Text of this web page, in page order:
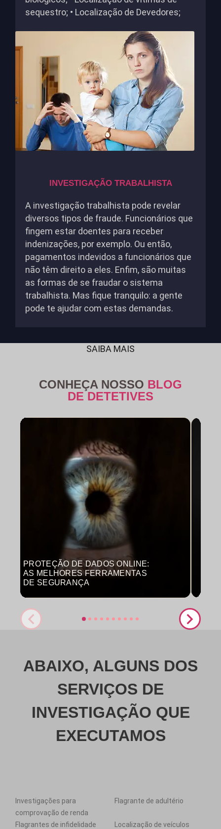
sequestro; • Localização de Devedores;
INVESTIGAÇÃO TRABALHISTA
A investigação trabalhista pode revelar
diversos tipos de fraude. Funcionários que
fingem estar doentes para receber
indenizações, por exemplo. Ou então,
pagamentos indevidos a funcionários que
não têm direito a eles. Enfim, são muitas
as formas de se fraudar o sistema
trabalhista. Mas fique tranquilo: a gente
pode te ajudar com estas demandas.
SAIBA MAIS
CONHEÇA NOSSO BLOG
DE DETETIVES
PROTEÇÃO DE DADOS ONLINE:
AS MELHORES FERRAMENTAS
DE SEGURANÇA
ABAIXO, ALGUNS DOS
SERVIÇOS DE
INVESTIGAÇÃO QUE
EXECUTAMOS
Investigações para
comprovação de renda
Flagrante de adultério
Flagrantes de infidelidade
Localização de veículos